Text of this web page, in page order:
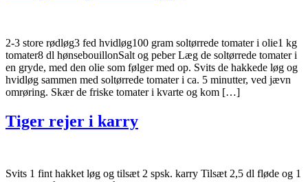
2-3 store rødløg3 fed hvidløg100 gram soltørrede tomater i olie1 kg
tomater8 dl hønsebouillonSalt og peber Læg de soltørrede tomater i
en gryde, med den olie som følger med op. Svits de hakkede løg og
hvidløg sammen med soltørrede tomater i ca. 5 minutter, ved jævn
omrøring. Skær de friske tomater i kvarte og kom […]
Tiger rejer i karry
Svits 1 fint hakket løg og tilsæt 2 spsk. karry Tilsæt 2,5 dl fløde og 1